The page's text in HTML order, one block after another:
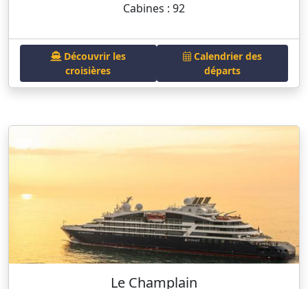
Cabines : 92
Découvrir les
croisières
Calendrier des
départs
Le Champlain